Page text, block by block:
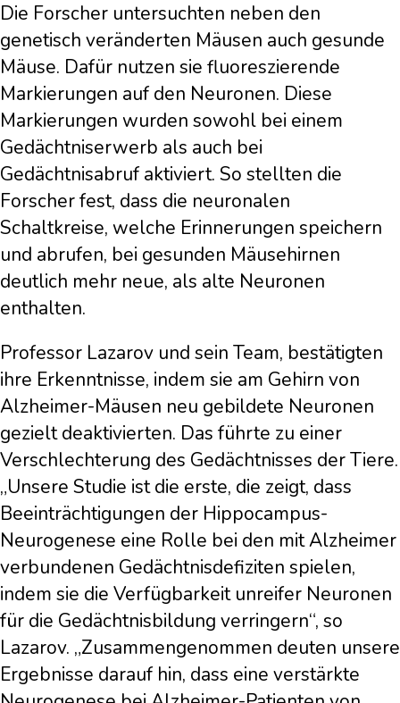
Die Forscher untersuchten neben den
genetisch veränderten Mäusen auch gesunde
Mäuse. Dafür nutzen sie fluoreszierende
Markierungen auf den Neuronen. Diese
Markierungen wurden sowohl bei einem
Gedächtniserwerb als auch bei
Gedächtnisabruf aktiviert. So stellten die
Forscher fest, dass die neuronalen
Schaltkreise, welche Erinnerungen speichern
und abrufen, bei gesunden Mäusehirnen
deutlich mehr neue, als alte Neuronen
enthalten.
Professor Lazarov und sein Team, bestätigten
ihre Erkenntnisse, indem sie am Gehirn von
Alzheimer-Mäusen neu gebildete Neuronen
gezielt deaktivierten. Das führte zu einer
Verschlechterung des Gedächtnisses der Tiere.
„Unsere Studie ist die erste, die zeigt, dass
Beeinträchtigungen der Hippocampus-
Neurogenese eine Rolle bei den mit Alzheimer
verbundenen Gedächtnisdefiziten spielen,
indem sie die Verfügbarkeit unreifer Neuronen
für die Gedächtnisbildung verringern“, so
Lazarov. „Zusammengenommen deuten unsere
Ergebnisse darauf hin, dass eine verstärkte